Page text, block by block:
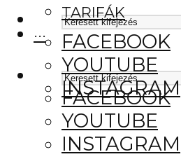
FACEBOOK
YOUTUBE
INSTAGRAM
TARIFÁK
···
FACEBOOK
YOUTUBE
INSTAGRAM